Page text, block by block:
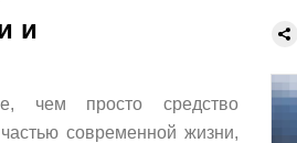
и
чем просто средство
современной жизни,